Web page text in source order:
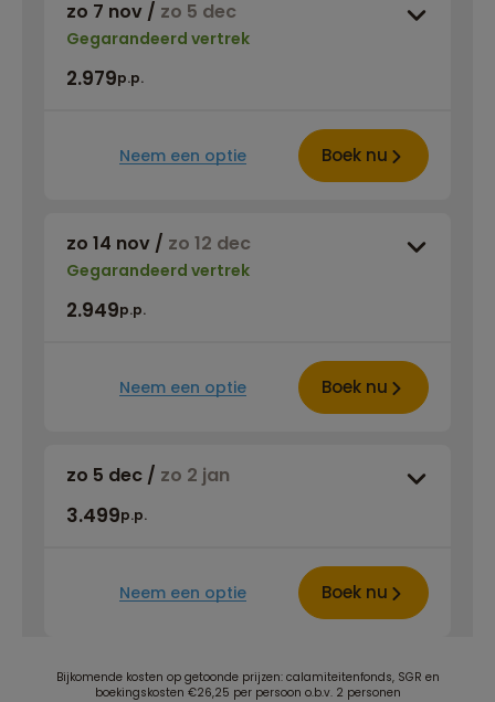
zo 7 nov / zo 5 dec
Gegarandeerd vertrek
2.979p.p.
Neem een optie Boek nu
zo 14 nov / zo 12 dec
Gegarandeerd vertrek
2.949p.p.
Neem een optie Boek nu
zo 5 dec / zo 2 jan
3.499p.p.
Neem een optie Boek nu
Bijkomende kosten op getoonde prijzen: calamiteitenfonds, SGR en
boekingskosten €26,25 per persoon o.b.v. 2 personen